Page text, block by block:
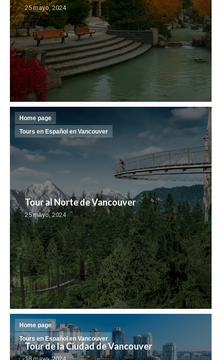
25 mayo, 2024
Home page
Tours en Español en Vancouver
Tour al Norte de Vancouver
25 mayo, 2024
Home page
Tours en Español en Vancouver
Tour de la Ciudad de Vancouver